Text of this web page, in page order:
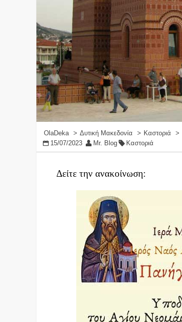
OlaDeka Δυτική Μακεδονία Καστοριά
15/07/2023
Mr. Blog Καστοριά
Δείτε την ανακοίνωση: